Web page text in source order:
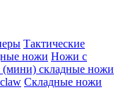
Тактические
ножи Ножи с
(мини) складные ножи
Складные ножи